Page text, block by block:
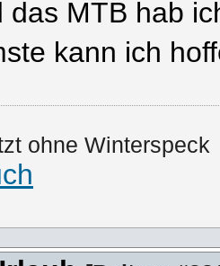
das MTB hab
kann ich
ohne Winterspeck